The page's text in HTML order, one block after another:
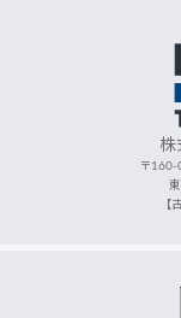
株
〒160-
【